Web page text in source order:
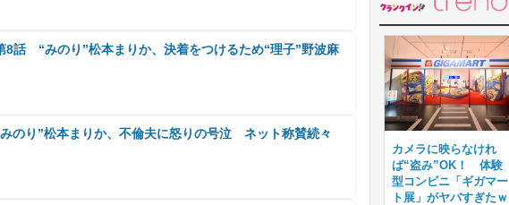
8話 “みのり”松本まりか、決着をつけるため“理子”野波麻
のり”松本まりか、不倫夫に怒りの号泣 ネット称賛続々
カメラに映らなけれ
ば“盗み”OK！ 体験
型コンビニ「ギガマー
ト展」がヤバすぎたｗ